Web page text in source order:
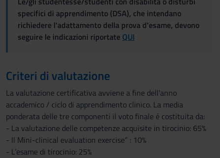
specifici di apprendimento (DSA), che intendano
richiedere l'adattamento della prova d'esame, devono
seguire le indicazioni riportate QUI
Criteri di valutazione
La valutazione certificativa avviene a fine dell'anno
accademico / ciclo di apprendimento clinico. La media
ponderata delle tre componenti il voto finale é costituita da:
- La valutazione delle competenze acquisite in tirocinio: 65%
- Il Mini-clinical evaluation exercise” : 10%
- L’esame di tirocinio: 25%